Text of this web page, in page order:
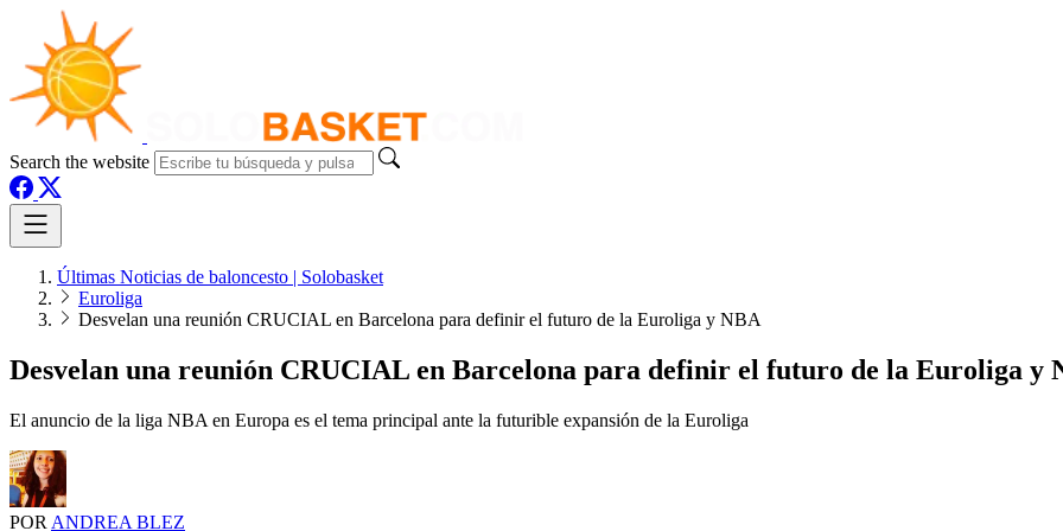
Search the website
Últimas Noticias de baloncesto | Solobasket
Euroliga
Desvelan una reunión CRUCIAL en Barcelona para definir el futuro de la Euroliga y NBA
Desvelan una reunión CRUCIAL en Barcelona para definir el futuro de la Euroliga y
El anuncio de la liga NBA en Europa es el tema principal ante la futurible expansión de la Euroliga
POR ANDREA BLEZ